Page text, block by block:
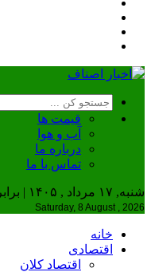
قیمت ها
آب و هوا
درباره ما
تماس با ما
شنبه, ۱۷ مرداد , ۱۴۰۵ | برابر با : 24 صفر 1448
Saturday, 8 August , 2026
خانه
اقتصادی
اقتصاد کلان